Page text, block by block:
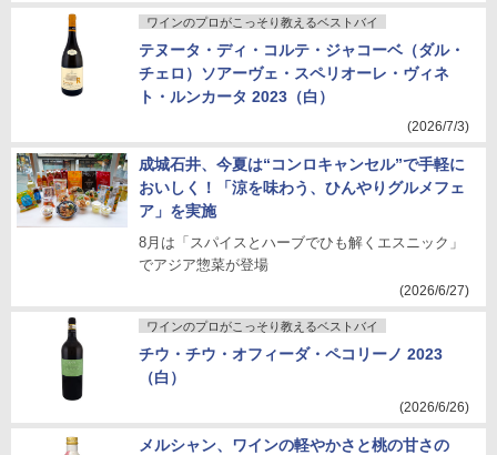
ワインのプロがこっそり教えるベストバイ
テヌータ・ディ・コルテ・ジャコーベ（ダル・
チェロ）ソアーヴェ・スペリオーレ・ヴィネ
ト・ルンカータ 2023（白）
(2026/7/3)
成城石井、今夏は“コンロキャンセル”で手軽に
おいしく！「涼を味わう、ひんやりグルメフェ
ア」を実施
8月は「スパイスとハーブでひも解くエスニック」
でアジア惣菜が登場
(2026/6/27)
ワインのプロがこっそり教えるベストバイ
チウ・チウ・オフィーダ・ペコリーノ 2023
（白）
(2026/6/26)
メルシャン、ワインの軽やかさと桃の甘さの